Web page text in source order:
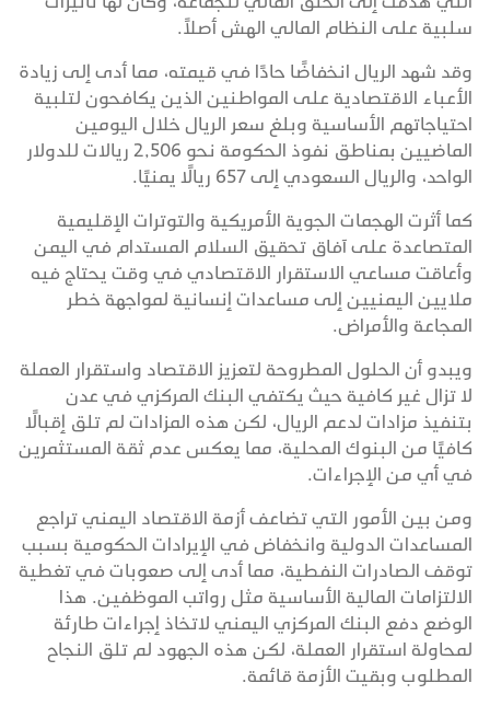
سلبية على النظام المالي الهش أصلاً.
وقد شهد الريال انخفاضًا حادًا في قيمته، مما أدى إلى زيادة
الأعباء الاقتصادية على المواطنين الذين يكافحون لتلبية
احتياجاتهم الأساسية وبلغ سعر الريال خلال اليومين
الماضيين بمناطق نفوذ الحكومة نحو 2,506 ريالات للدولار
الواحد، والريال السعودي إلى 657 ريالًا يمنيًا.
كما أثرت الهجمات الجوية الأمريكية والتوترات الإقليمية
المتصاعدة على آفاق تحقيق السلام المستدام في اليمن
وأعاقت مساعي الاستقرار الاقتصادي في وقت يحتاج فيه
ملايين اليمنيين إلى مساعدات إنسانية لمواجهة خطر
المجاعة والأمراض.
ويبدو أن الحلول المطروحة لتعزيز الاقتصاد واستقرار العملة
لا تزال غير كافية حيث يكتفي البنك المركزي في عدن
بتنفيذ مزادات لدعم الريال، لكن هذه المزادات لم تلق إقبالًا
كافيًا من البنوك المحلية، مما يعكس عدم ثقة المستثمرين
في أي من الإجراءات.
ومن بين الأمور التي تضاعف أزمة الاقتصاد اليمني تراجع
المساعدات الدولية وانخفاض في الإيرادات الحكومية بسبب
توقف الصادرات النفطية، مما أدى إلى صعوبات في تغطية
الالتزامات المالية الأساسية مثل رواتب الموظفين. هذا
الوضع دفع البنك المركزي اليمني لاتخاذ إجراءات طارئة
لمحاولة استقرار العملة، لكن هذه الجهود لم تلق النجاح
المطلوب وبقيت الأزمة قائمة.